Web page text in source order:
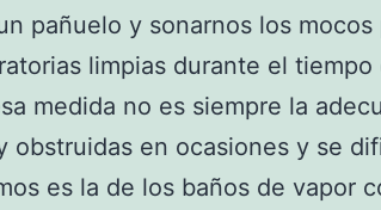
pañuelo y sonarnos los
limpias durante el
medida no es siempre la
obstruidas en ocasiones y se
es la de los baños de vapor